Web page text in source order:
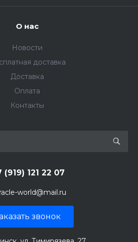
О нас
Новости
доставка
Доставка
Оплата
Контакты
(919) 121 22 07
world@mail.ru
звонок